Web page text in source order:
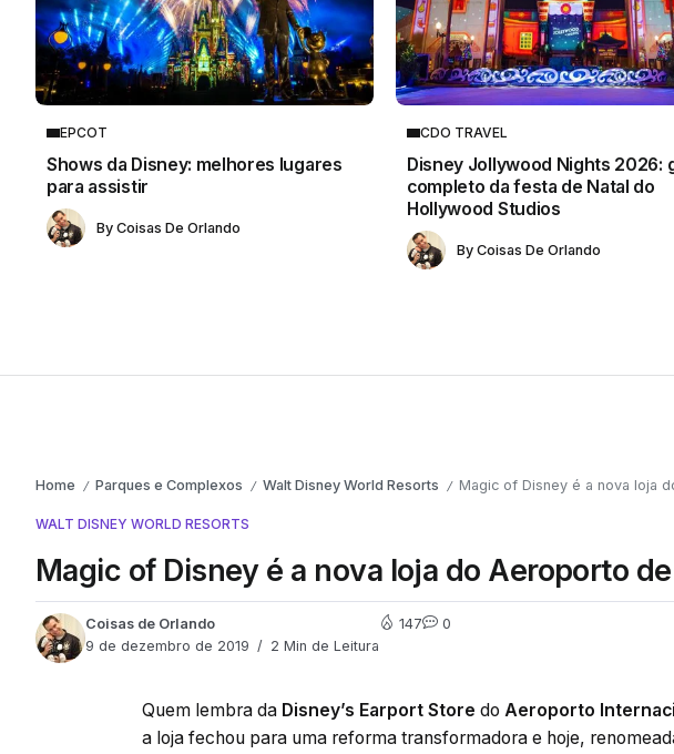
EPCOT
Shows da Disney: melhores lugares
para assistir
By Coisas De Orlando
CDO TRAVEL
Disney Jollywood Nights 2026:
completo da festa de Natal do
Hollywood Studios
By Coisas De Orlando
Home / Parques e Complexos / Walt Disney World Resorts / Magic of Disney é a nova loja
WALT DISNEY WORLD RESORTS
Magic of Disney é a nova loja do Aeroporto
Coisas de Orlando
9 de dezembro de 2019
2 Min de Leitura
147 0
Quem lembra da Disney’s Earport Store do Aeroporto
a loja fechou para uma reforma transformadora e hoje,